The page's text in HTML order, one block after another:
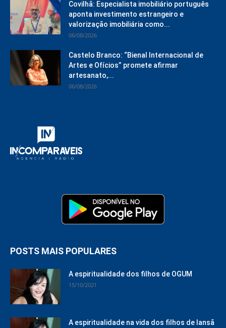
Covilhã: Especialista imobiliário português
aponta investimento estrangeiro e
valorização imobiliária como...
06/08/2026
Castelo Branco: “Bienal Internacional de
Artes e Ofícios” promete afirmar
artesanato,...
06/08/2026
POSTS MAIS POPULARES
A espiritualidade dos filhos de OGUM
15/10/2021
A espiritualidade na vida dos filhos de Iansã